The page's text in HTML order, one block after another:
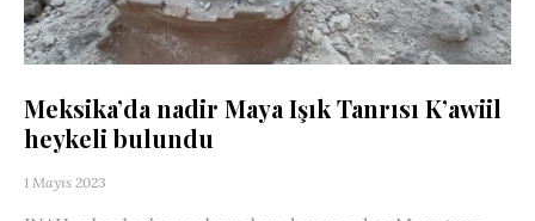
Meksika’da nadir Maya Işık Tanrısı K’awiil
heykeli bulundu
1 Mayıs 2023